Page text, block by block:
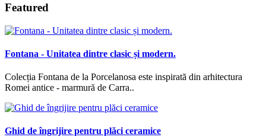
Featured
Fontana - Unitatea dintre clasic și modern.
Colecția Fontana de la Porcelanosa este inspirată din arhitectura
Romei antice - marmură de Carra..
Ghid de îngrijire pentru plăci ceramice